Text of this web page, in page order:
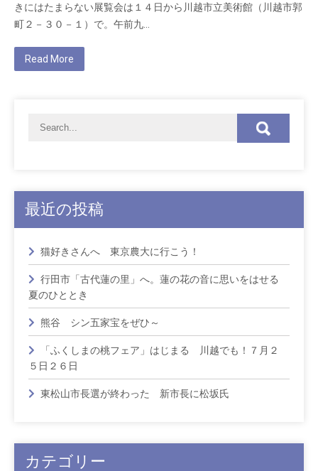
きにはたまらない展覧会は１４日から川越市立美術館（川越市郭
町２－３０－１）で。午前九…
Read More
最近の投稿
猫好きさんへ 東京農大に行こう！
行田市「古代蓮の里」へ。蓮の花の音に思いをはせる
夏のひととき
熊谷 シン五家宝をぜひ～
「ふくしまの桃フェア」はじまる 川越でも！７月２
５日２６日
東松山市長選が終わった 新市長に松坂氏
カテゴリー